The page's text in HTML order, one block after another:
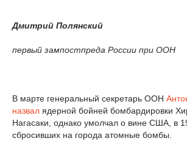
Дмитрий Полянский
первый зампостпреда России при ООН
В марте генеральный секретарь ООН
назвал ядерной бойней бомбардировки
Нагасаки, однако умолчал о вине США, в
сбросивших на города атомные бомбы.